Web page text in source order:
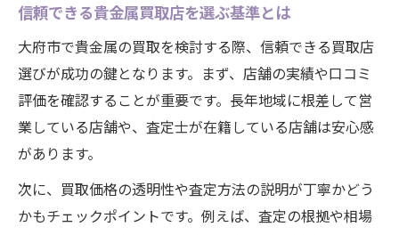
信頼できる貴金属買取店を選ぶ基準とは
大府市で貴金属の買取を検討する際、信頼できる買取店
選びが成功の鍵となります。まず、店舗の実績や口コミ
評価を確認することが重要です。長年地域に根差して営
業している店舗や、査定士が在籍している店舗は安心感
があります。
次に、買取価格の透明性や査定方法の説明が丁寧かどう
かもチェックポイントです。例えば、査定の根拠や相場